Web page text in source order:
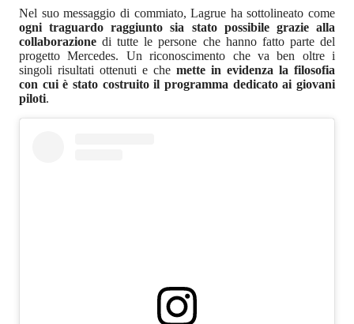
Nel suo messaggio di commiato, Lagrue ha sottolineato come
ogni traguardo raggiunto sia stato possibile grazie alla
collaborazione di tutte le persone che hanno fatto parte del
progetto Mercedes. Un riconoscimento che va ben oltre i
singoli risultati ottenuti e che mette in evidenza la filosofia
con cui è stato costruito il programma dedicato ai giovani
piloti.